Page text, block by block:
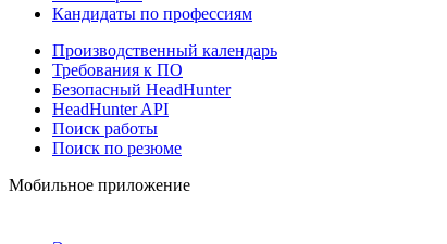
Кандидаты по профессиям
Производственный календарь
Требования к ПО
Безопасный HeadHunter
HeadHunter API
Поиск работы
Поиск по резюме
Мобильное приложение